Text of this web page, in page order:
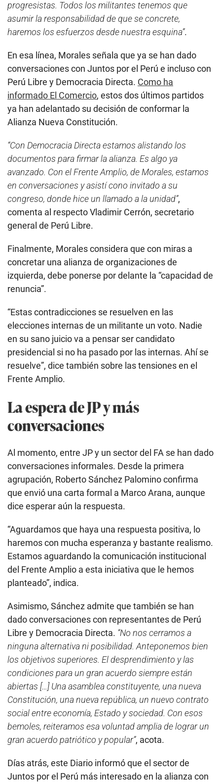
progresistas. Todos los militantes tenemos que
asumir la responsabilidad de que se concrete,
haremos los esfuerzos desde nuestra esquina”.
En esa línea, Morales señala que ya se han dado
conversaciones con Juntos por el Perú e incluso con
Perú Libre y Democracia Directa. Como ha
informado El Comercio, estos dos últimos partidos
ya han adelantado su decisión de conformar la
Alianza Nueva Constitución.
“Con Democracia Directa estamos alistando los
documentos para firmar la alianza. Es algo ya
avanzado. Con el Frente Amplio, de Morales, estamos
en conversaciones y asistí cono invitado a su
congreso, donde hice un llamado a la unidad”,
comenta al respecto Vladimir Cerrón, secretario
general de Perú Libre.
Finalmente, Morales considera que con miras a
concretar una alianza de organizaciones de
izquierda, debe ponerse por delante la “capacidad de
renuncia”.
“Estas contradicciones se resuelven en las
elecciones internas de un militante un voto. Nadie
en su sano juicio va a pensar ser candidato
presidencial si no ha pasado por las internas. Ahí se
resuelve”, dice también sobre las tensiones en el
Frente Amplio.
La espera de JP y más
conversaciones
Al momento, entre JP y un sector del FA se han dado
conversaciones informales. Desde la primera
agrupación, Roberto Sánchez Palomino confirma
que envió una carta formal a Marco Arana, aunque
dice esperar aún la respuesta.
“Aguardamos que haya una respuesta positiva, lo
haremos con mucha esperanza y bastante realismo.
Estamos aguardando la comunicación institucional
del Frente Amplio a esta iniciativa que le hemos
planteado”, indica.
Asimismo, Sánchez admite que también se han
dado conversaciones con representantes de Perú
Libre y Democracia Directa. “No nos cerramos a
ninguna alternativa ni posibilidad. Anteponemos bien
los objetivos superiores. El desprendimiento y las
condiciones para un gran acuerdo siempre están
abiertas […] Una asamblea constituyente, una nueva
Constitución, una nueva república, un nuevo contrato
social entre economía, Estado y sociedad. Con esos
bemoles, reiteramos esa voluntad amplia de lograr un
gran acuerdo patriótico y popular”, acota.
Días atrás, este Diario informó que el sector de
Juntos por el Perú más interesado en la alianza con